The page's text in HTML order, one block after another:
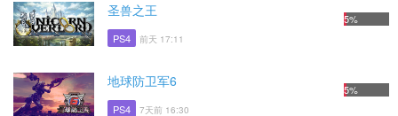
圣兽之王
PS4 前天 17:11
5%
地球防卫军6
PS4 7天前 16:30
5%